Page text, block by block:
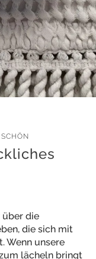
SCHÖN
über die
die sich mit
Wenn unsere
lächeln bringt